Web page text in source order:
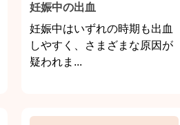
妊娠中の出血
妊娠中はいずれの時期も出血
しやすく、さまざまな原因が
疑われま...